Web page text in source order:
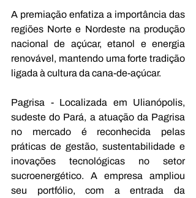
A premiação enfatiza a importância das
regiões Norte e Nordeste na produção
nacional de açúcar, etanol e energia
renovável, mantendo uma forte tradição
ligada à cultura da cana-de-açúcar.
Pagrisa - Localizada em Ulianópolis,
sudeste do Pará, a atuação da Pagrisa
no mercado é reconhecida pelas
práticas de gestão, sustentabilidade e
inovações tecnológicas no setor
sucroenergético. A empresa ampliou
seu portfólio, com a entrada da